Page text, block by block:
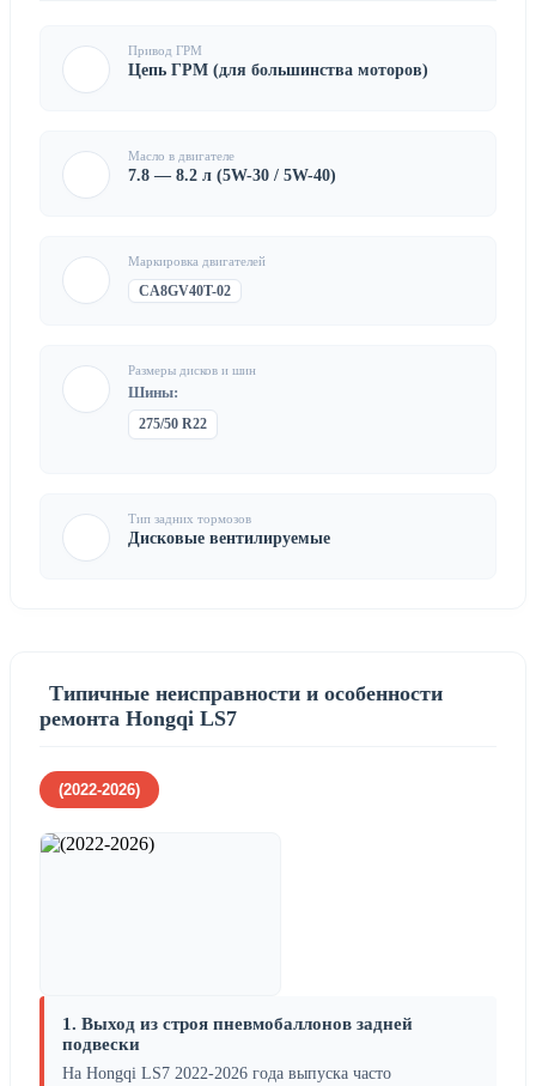
Привод ГРМ
Цепь ГРМ (для большинства моторов)
Масло в двигателе
7.8 — 8.2 л (5W-30 / 5W-40)
Маркировка двигателей
CA8GV40T-02
Размеры дисков и шин
Шины:
275/50 R22
Тип задних тормозов
Дисковые вентилируемые
Типичные неисправности и особенности
ремонта Hongqi LS7
(2022-2026)
1. Выход из строя пневмобаллонов задней
подвески
На Hongqi LS7 2022-2026 года выпуска часто